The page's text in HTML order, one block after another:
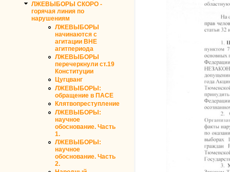
ЛЖЕВЫБОРЫ СКОРО -
горячая линия по
нарушениям
ЛЖЕВЫБОРЫ
начинаются с
агитации ВНЕ
агитпериода
ЛЖЕВЫБОРЫ
перечеркнули ст.19
Конституции
Цугцванг
ЛЖЕВЫБОРЫ:
обращение в ПАСЕ
Клятвопреступление
ЛЖЕВЫБОРЫ:
научное
обоснование. Часть
1.
ЛЖЕВЫБОРЫ:
научное
обоснование. Часть
2.